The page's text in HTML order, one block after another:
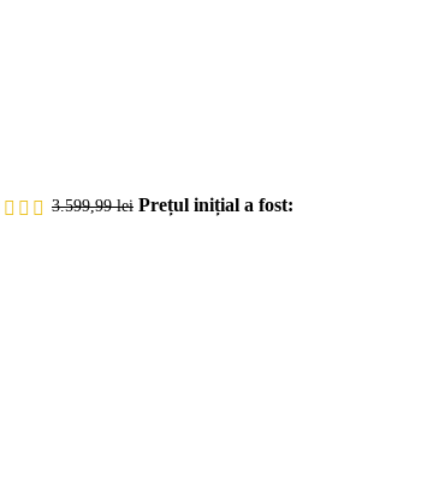
3.599,99lei Prețul inițial a fost: